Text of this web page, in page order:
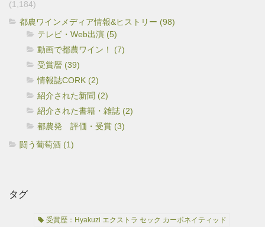
(1,184)
都農ワインメディア情報&ヒストリー (98)
テレビ・Web出演 (5)
動画で都農ワイン！ (7)
受賞暦 (39)
情報誌CORK (2)
紹介された新聞 (2)
紹介された書籍・雑誌 (2)
都農発 評価・受賞 (3)
闘う葡萄酒 (1)
タグ
受賞歴：Hyakuzi エクストラ セック カーボネイティッド